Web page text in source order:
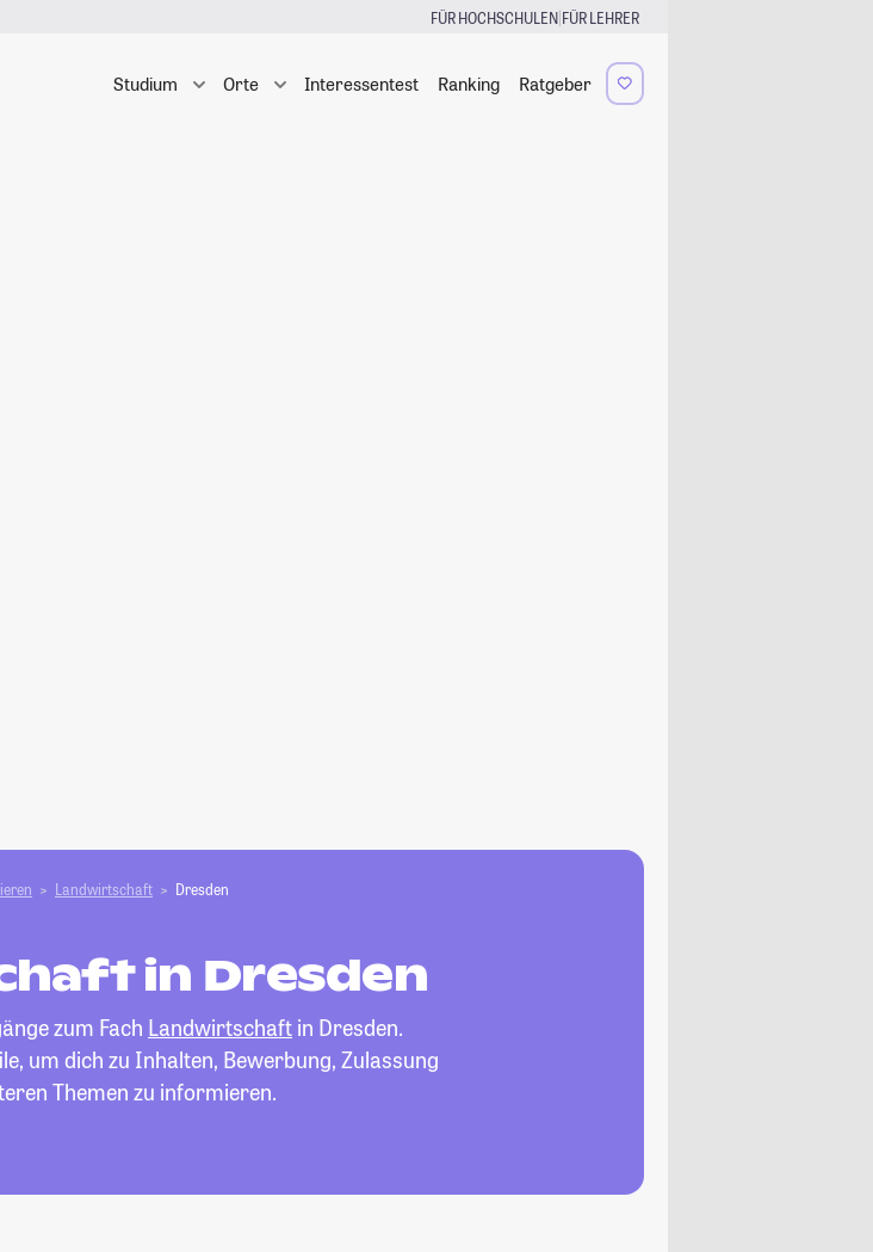
FÜR HOCHSCHULEN|FÜR LEHRER
Studium Orte Interessentest Ranking Ratgeber
Landwirtschaft Dresden
in Dresden
zum Fach Landwirtschaft in Dresden.
um dich zu Inhalten, Bewerbung, Zulassung
Themen zu informieren.